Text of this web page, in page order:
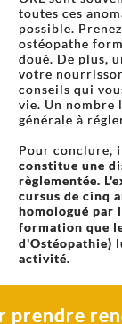
toutes ces
possible.
ostéopathe
doué. De plus,
votre
conseils qui
vie. Un nombre
générale à
Pour conclure,
constitue une
règlementée.
cursus de cinq
homologué par
formation que
d'Ostéopathie)
activité.
prendre